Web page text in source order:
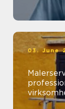
03. June